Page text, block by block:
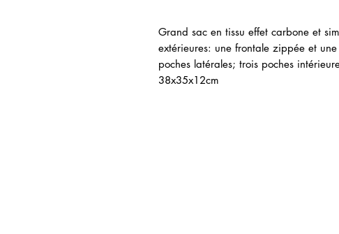
Grand sac en tissu effet carbone et
extérieures: une frontale zippée et
poches latérales; trois poches
38x35x12cm